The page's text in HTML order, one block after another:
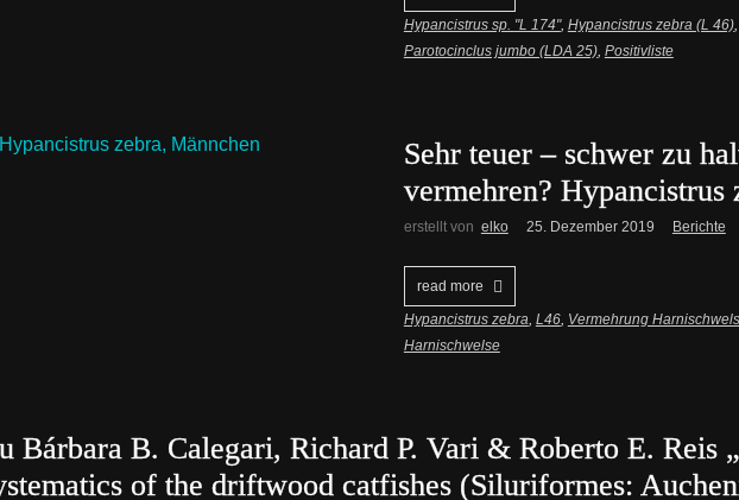
Hypancistrus sp. "L 174", Hypancistrus zebra (L 46),
Parotocinclus jumbo (LDA 25), Positivliste
Sehr teuer – schwer zu
vermehren? Hypancistrus
erstellt von elko 25. Dezember 2019 Berichte
read more
Hypancistrus zebra, L46, Vermehrung
Harnischwelse
Bárbara B. Calegari, Richard P. Vari & Roberto E. Reis
of the driftwood catfishes (Siluriformes: